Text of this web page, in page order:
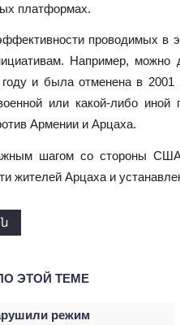
платформах.
проводимых в
Например,
и была отменена в
или какой-либо
Армении и Арцаха.
шагом со стороны
жителей Арцаха и
ЭТОЙ ТЕМЕ
режим